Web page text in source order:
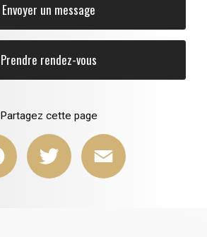
Envoyer un message
Prendre rendez-vous
Partagez cette page
Facebook Twitter